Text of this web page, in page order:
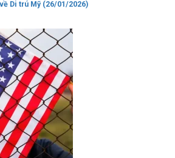
Di trú Mỹ (26/01/2026)